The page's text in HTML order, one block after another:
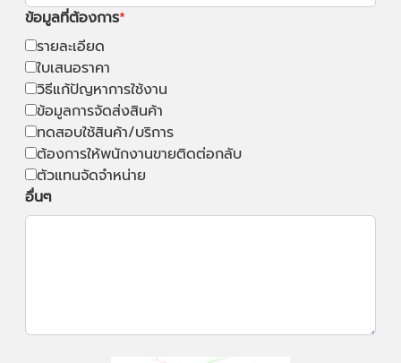
ข้อมูลที่ต้องการ
รายละเอียด
ใบเสนอราคา
วิธีแก้ปัญหาการใช้งาน
ข้อมูลการจัดส่งสินค้า
ทดสอบใช้สินค้า/บริการ
ต้องการให้พนักงานขายติดต่อกลับ
ตัวแทนจัดจำหน่าย
อื่นๆ